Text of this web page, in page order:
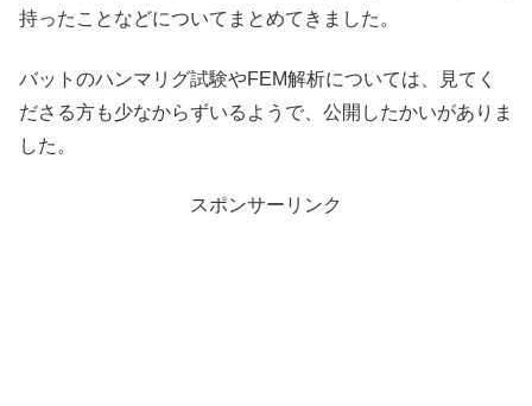
持ったことなどについてまとめてきました。
バットのハンマリグ試験やFEM解析については、見てく
ださる方も少なからずいるようで、公開したかいがありま
した。
スポンサーリンク